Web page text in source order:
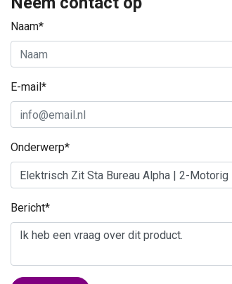
Naam*
E-mail*
Onderwerp*
Bericht*